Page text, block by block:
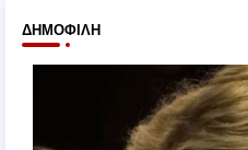
ΔΗΜΟΦΙΛΉ